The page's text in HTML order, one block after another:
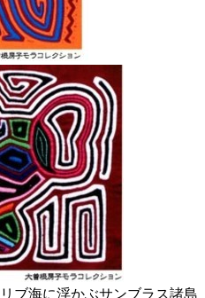
ブ海に浮かぶサンブラス諸島